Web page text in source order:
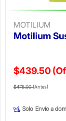
MOTILIUM
Motilium
$439.50
Precio
$475.00(Antes)
Solo Envío a